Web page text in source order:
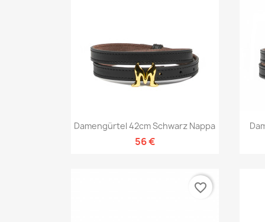
Vorschau
Damengürtel 42cm Schwarz Nappa
56 €
favorite_border